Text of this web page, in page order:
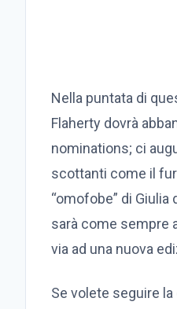
Nella puntata di
Flaherty dovrà
nominations; ci
scottanti come il
“omofobe” di
sarà come sempre
via ad una nuova
Se volete seguire